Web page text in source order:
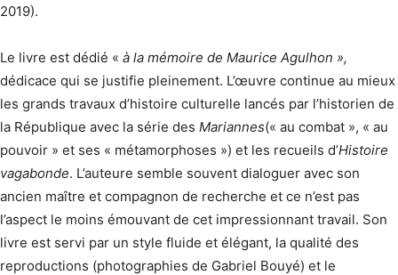
2019).
Le livre est dédié « à la mémoire de Maurice Agulhon »,
dédicace qui se justifie pleinement. L’œuvre continue au mieux
les grands travaux d’histoire culturelle lancés par l’historien de
la République avec la série des Mariannes(« au combat », « au
pouvoir » et ses « métamorphoses ») et les recueils d’Histoire
vagabonde. L’auteure semble souvent dialoguer avec son
ancien maître et compagnon de recherche et ce n’est pas
l’aspect le moins émouvant de cet impressionnant travail. Son
livre est servi par un style fluide et élégant, la qualité des
reproductions (photographies de Gabriel Bouyé) et le